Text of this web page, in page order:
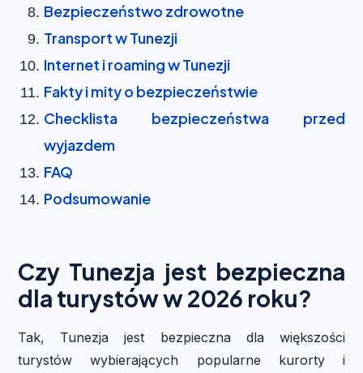
Bezpieczeństwo zdrowotne
Transport w Tunezji
Internet i roaming w Tunezji
Fakty i mity o bezpieczeństwie
Checklista bezpieczeństwa przed
wyjazdem
FAQ
Podsumowanie
Czy Tunezja jest bezpieczna
dla turystów w 2026 roku?
Tak, Tunezja jest bezpieczna dla większości
turystów wybierających popularne kurorty i